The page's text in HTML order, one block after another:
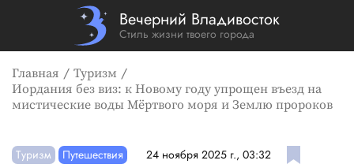
Вечерний Владивосток
Стиль жизни твоего города
Главная
Туризм
Иордания без виз: к Новому году упрощен въезд на
мистические воды Мёртвого моря и Землю пророков
Туризм Путешествия 24 ноября 2025 г., 03:32